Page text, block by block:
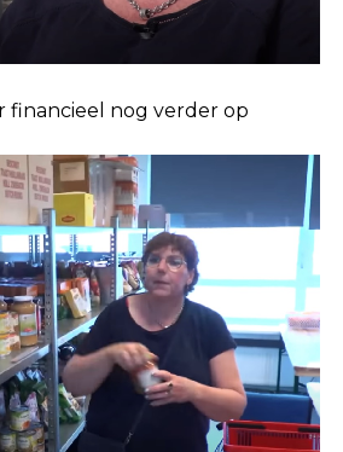
financieel nog verder op